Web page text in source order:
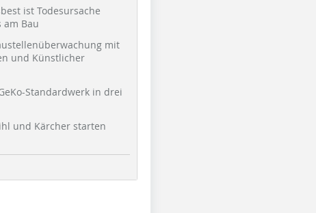
Foto: Saint-Gobain Weber
ist Todesursache
am Bau
mit
und Künstlicher
Standardwerk in drei
und Kärcher starten